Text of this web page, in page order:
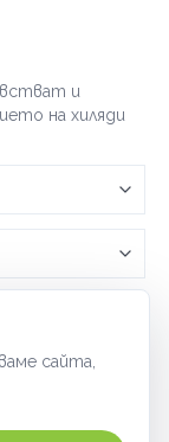
сайта,
и
на хиляди